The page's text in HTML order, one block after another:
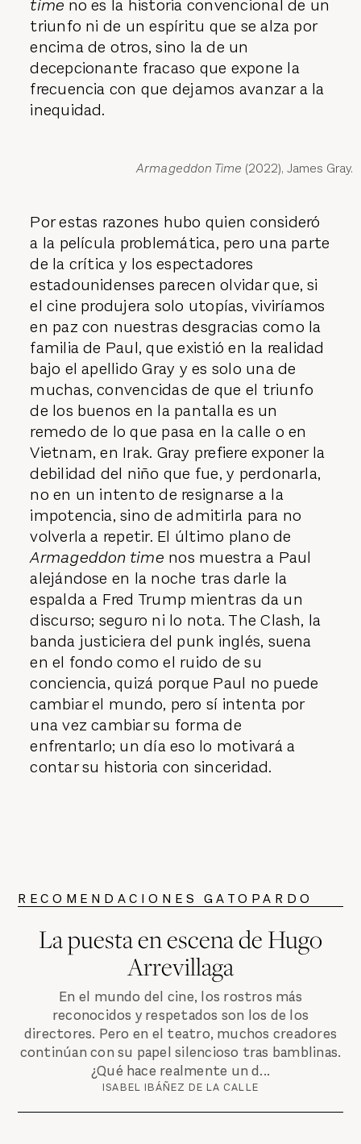
time no es la historia convencional de un
triunfo ni de un espíritu que se alza por
encima de otros, sino la de un
decepcionante fracaso que expone la
frecuencia con que dejamos avanzar a la
inequidad.
Armageddon Time (2022), James Gray.
Por estas razones hubo quien consideró
a la película problemática, pero una parte
de la crítica y los espectadores
estadounidenses parecen olvidar que, si
el cine produjera solo utopías, viviríamos
en paz con nuestras desgracias como la
familia de Paul, que existió en la realidad
bajo el apellido Gray y es solo una de
muchas, convencidas de que el triunfo
de los buenos en la pantalla es un
remedo de lo que pasa en la calle o en
Vietnam, en Irak. Gray prefiere exponer la
debilidad del niño que fue, y perdonarla,
no en un intento de resignarse a la
impotencia, sino de admitirla para no
volverla a repetir. El último plano de
Armageddon time nos muestra a Paul
alejándose en la noche tras darle la
espalda a Fred Trump mientras da un
discurso; seguro ni lo nota. The Clash, la
banda justiciera del punk inglés, suena
en el fondo como el ruido de su
conciencia, quizá porque Paul no puede
cambiar el mundo, pero sí intenta por
una vez cambiar su forma de
enfrentarlo; un día eso lo motivará a
contar su historia con sinceridad.
RECOMENDACIONES GATOPARDO
La puesta en escena de Hugo
Arrevillaga
En el mundo del cine, los rostros más
reconocidos y respetados son los de los
directores. Pero en el teatro, muchos creadores
continúan con su papel silencioso tras bamblinas.
¿Qué hace realmente un d...
ISABEL IBÁÑEZ DE LA CALLE